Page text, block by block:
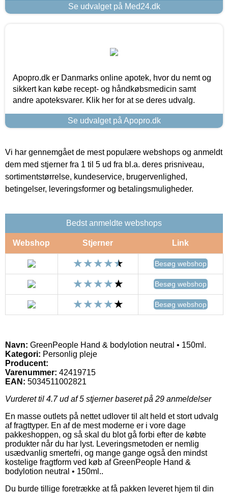
Se udvalget på Med24.dk
Apopro.dk er Danmarks online apotek, hvor du nemt og
sikkert kan købe recept- og håndkøbsmedicin samt
andre apoteksvarer. Klik her for at se deres udvalg.
Se udvalget på Apopro.dk
Vi har gennemgået de mest populære webshops og anmeldt
dem med stjerner fra 1 til 5 ud fra bl.a. deres prisniveau,
sortimentstørrelse, kundeservice, brugervenlighed,
betingelser, leveringsformer og betalingsmuligheder.
Bedst anmeldte webshops
Webshop Stjerner Link
Besøg webshop
Besøg webshop
Besøg webshop
Navn: GreenPeople Hand & bodylotion neutral • 150ml.
Kategori: Personlig pleje
Producent:
Varenummer: 42419715
EAN: 5034511002821
Vurderet til 4.7ud af 5 stjerner baseret på 29 anmeldelser
En masse outlets på nettet udlover til alt held et stort udvalg
af fragttyper. En af de mest moderne er i vore dage
pakkeshoppen, og så skal du blot gå forbi efter de købte
produkter når du har lyst. Leveringsmetoden er nemlig
usædvanlig smertefri, og mange gange også den mindst
kostelige fragtform ved køb af GreenPeople Hand &
bodylotion neutral • 150ml..
Du burde tillige foretrække at få pakken leveret hjem til din